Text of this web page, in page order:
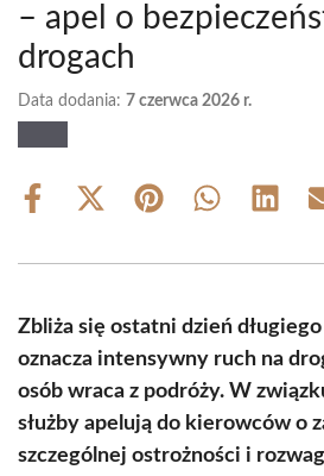
– apel o
drogach
Data dodania: 7 czerwca 2026 r.
Share
Share
(Twitter)
Share Share Share
Zbliża się ostatni dzień
oznacza intensywny ruch na
osób wraca z podróży. W
służby apelują do kierowców o
szczególnej ostrożności i